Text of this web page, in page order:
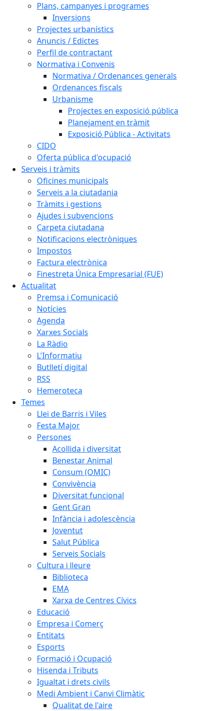
Plans, campanyes i programes
Inversions
Projectes urbanístics
Anuncis / Edictes
Perfil de contractant
Normativa i Convenis
Normativa / Ordenances generals
Ordenances fiscals
Urbanisme
Projectes en exposició pública
Planejament en tràmit
Exposició Pública - Activitats
CIDO
Oferta pública d'ocupació
Serveis i tràmits
Oficines municipals
Serveis a la ciutadania
Tràmits i gestions
Ajudes i subvencions
Carpeta ciutadana
Notificacions electròniques
Impostos
Factura electrònica
Finestreta Única Empresarial (FUE)
Actualitat
Premsa i Comunicació
Notícies
Agenda
Xarxes Socials
La Ràdio
L'Informatiu
Butlletí digital
RSS
Hemeroteca
Temes
Llei de Barris i Viles
Festa Major
Persones
Acollida i diversitat
Benestar Animal
Consum (OMIC)
Convivència
Diversitat funcional
Gent Gran
Infància i adolescència
Joventut
Salut Pública
Serveis Socials
Cultura i lleure
Biblioteca
EMA
Xarxa de Centres Cívics
Educació
Empresa i Comerç
Entitats
Esports
Formació i Ocupació
Hisenda i Tributs
Igualtat i drets civils
Medi Ambient i Canvi Climàtic
Qualitat de l'aire